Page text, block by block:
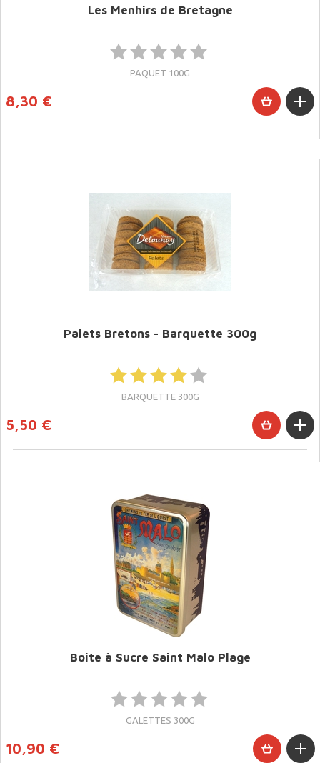
Les Menhirs de Bretagne
PAQUET 100G
8,30 €
Palets Bretons - Barquette 300g
BARQUETTE 300G
5,50 €
Boite à Sucre Saint Malo Plage
GALETTES 300G
10,90 €